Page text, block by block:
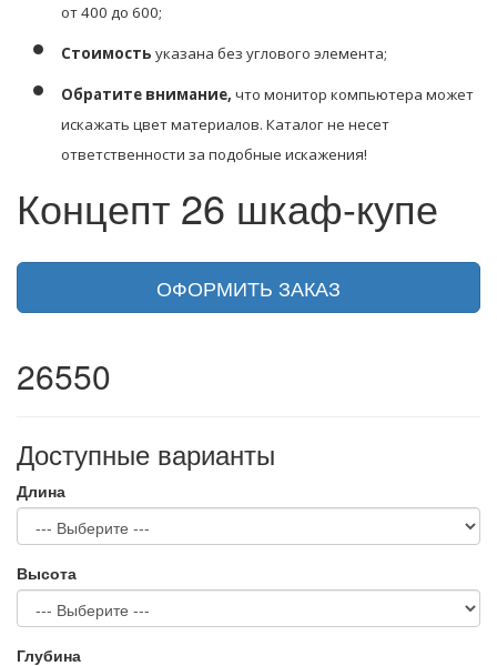
от 400 до 600;
Стоимость указана без углового элемента;
Обратите внимание, что монитор компьютера может
искажать цвет материалов. Каталог не несет
ответственности за подобные искажения!
Концепт 26 шкаф-купе
ОФОРМИТЬ ЗАКАЗ
26550
Доступные варианты
Длина
Высота
Глубина